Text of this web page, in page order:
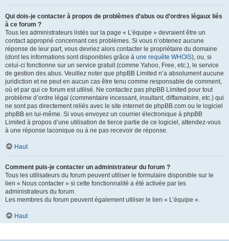
Qui dois-je contacter à propos de problèmes d’abus ou d’ordres légaux liés
à ce forum ?
Tous les administrateurs listés sur la page « L’équipe » devraient être un
contact approprié concernant ces problèmes. Si vous n’obtenez aucune
réponse de leur part, vous devriez alors contacter le propriétaire du domaine
(dont les informations sont disponibles grâce à une requête WHOIS), ou, si
celui-ci fonctionne sur un service gratuit (comme Yahoo, Free, etc.), le service
de gestion des abus. Veuillez noter que phpBB Limited n’a absolument aucune
juridiction et ne peut en aucun cas être tenu comme responsable de comment,
où et par qui ce forum est utilisé. Ne contactez pas phpBB Limited pour tout
problème d’ordre légal (commentaire incessant, insultant, diffamatoire, etc.) qui
ne sont pas directement reliés avec le site internet de phpBB.com ou le logiciel
phpBB en lui-même. Si vous envoyez un courrier électronique à phpBB
Limited à propos d’une utilisation de tierce partie de ce logiciel, attendez-vous
à une réponse laconique ou à ne pas recevoir de réponse.
Haut
Comment puis-je contacter un administrateur du forum ?
Tous les utilisateurs du forum peuvent utiliser le formulaire disponible sur le
lien « Nous contacter » si cette fonctionnalité a été activée par les
administrateurs du forum.
Les membres du forum peuvent également utiliser le lien « L’équipe ».
Haut